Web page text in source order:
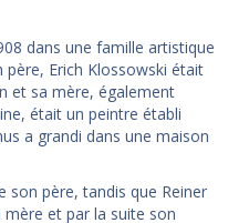
dans une famille artistique
Erich Klossowski était
et sa mère, également
était un peintre établi
a grandi dans une maison
son père, tandis que Reiner
mère et par la suite son